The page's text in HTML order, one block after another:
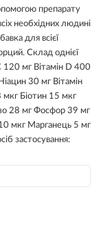
препарату
необхідних людині
для всієї
Склад однієї
120 мг Вітамін D 400
30 мг Вітамін
мкг Біотин 15 мкг
28 мг Фосфор 39 мг
мкг Марганець 5 мг
застосування: